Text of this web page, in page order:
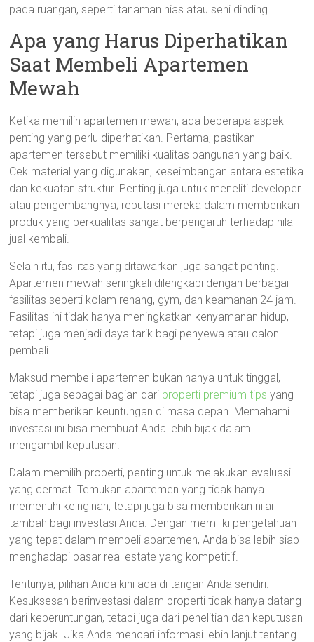
pada ruangan, seperti tanaman hias atau seni dinding.
Apa yang Harus Diperhatikan
Saat Membeli Apartemen
Mewah
Ketika memilih apartemen mewah, ada beberapa aspek
penting yang perlu diperhatikan. Pertama, pastikan
apartemen tersebut memiliki kualitas bangunan yang baik.
Cek material yang digunakan, keseimbangan antara estetika
dan kekuatan struktur. Penting juga untuk meneliti developer
atau pengembangnya; reputasi mereka dalam memberikan
produk yang berkualitas sangat berpengaruh terhadap nilai
jual kembali.
Selain itu, fasilitas yang ditawarkan juga sangat penting.
Apartemen mewah seringkali dilengkapi dengan berbagai
fasilitas seperti kolam renang, gym, dan keamanan 24 jam.
Fasilitas ini tidak hanya meningkatkan kenyamanan hidup,
tetapi juga menjadi daya tarik bagi penyewa atau calon
pembeli.
Maksud membeli apartemen bukan hanya untuk tinggal,
tetapi juga sebagai bagian dari properti premium tips yang
bisa memberikan keuntungan di masa depan. Memahami
investasi ini bisa membuat Anda lebih bijak dalam
mengambil keputusan.
Dalam memilih properti, penting untuk melakukan evaluasi
yang cermat. Temukan apartemen yang tidak hanya
memenuhi keinginan, tetapi juga bisa memberikan nilai
tambah bagi investasi Anda. Dengan memiliki pengetahuan
yang tepat dalam membeli apartemen, Anda bisa lebih siap
menghadapi pasar real estate yang kompetitif.
Tentunya, pilihan Anda kini ada di tangan Anda sendiri.
Kesuksesan berinvestasi dalam properti tidak hanya datang
dari keberuntungan, tetapi juga dari penelitian dan keputusan
yang bijak. Jika Anda mencari informasi lebih lanjut tentang